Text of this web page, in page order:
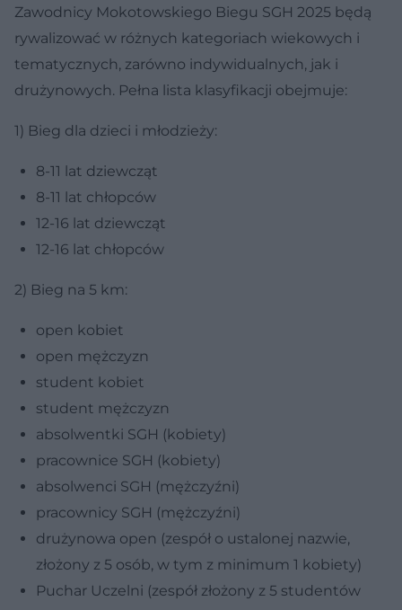
Zawodnicy Mokotowskiego Biegu SGH 2025 będą
rywalizować w różnych kategoriach wiekowych i
tematycznych, zarówno indywidualnych, jak i
drużynowych. Pełna lista klasyfikacji obejmuje:
1) Bieg dla dzieci i młodzieży:
8-11 lat dziewcząt
8-11 lat chłopców
12-16 lat dziewcząt
12-16 lat chłopców
2) Bieg na 5 km:
open kobiet
open mężczyzn
student kobiet
student mężczyzn
absolwentki SGH (kobiety)
pracownice SGH (kobiety)
absolwenci SGH (mężczyźni)
pracownicy SGH (mężczyźni)
drużynowa open (zespół o ustalonej nazwie,
złożony z 5 osób, w tym z minimum 1 kobiety)
Puchar Uczelni (zespół złożony z 5 studentów